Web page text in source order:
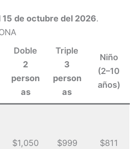
15 de octubre del 2026.
Doble
2
person
as
Triple
3
person
as
Niño
(2–10
años)
$1,050 $999 $811